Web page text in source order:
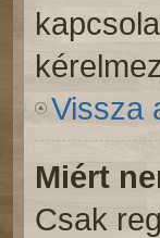
Vissza
Miért
Csak